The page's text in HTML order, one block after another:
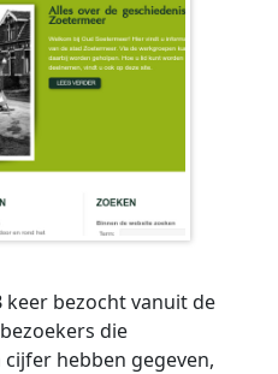
keer bezocht vanuit de
bezoekers die
hebben gegeven,